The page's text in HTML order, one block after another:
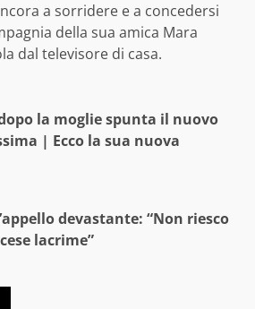
a sorridere e a concedersi
della sua amica Mara
dal televisore di casa.
la moglie spunta il nuovo
| Ecco la sua nuova
devastante: “Non riesco
lacrime”